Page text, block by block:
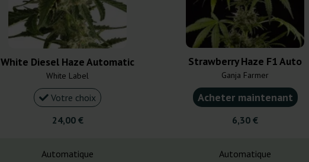
White Diesel Haze Automatic
White Label
Votre choix
24,00 €
Strawberry Haze F1 Auto
Ganja Farmer
Acheter maintenant
6,30 €
Automatique Automatique